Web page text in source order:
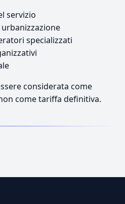
servizio
specializzati
considerata come
come tariffa definitiva.